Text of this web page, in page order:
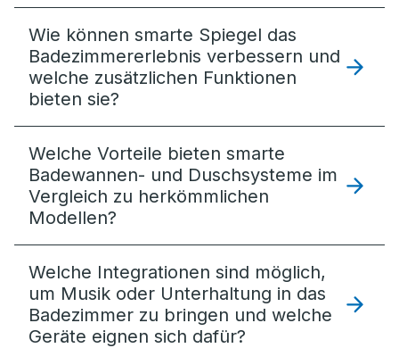
Wie können smarte Spiegel das
Badezimmererlebnis verbessern und
welche zusätzlichen Funktionen
bieten sie?
Welche Vorteile bieten smarte
Badewannen- und Duschsysteme im
Vergleich zu herkömmlichen
Modellen?
Welche Integrationen sind möglich,
um Musik oder Unterhaltung in das
Badezimmer zu bringen und welche
Geräte eignen sich dafür?